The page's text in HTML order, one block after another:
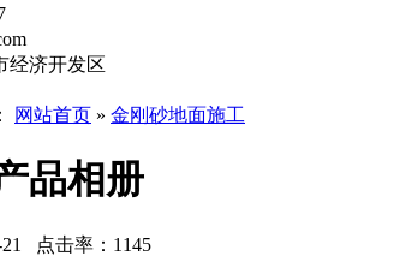
经济开发区
网站首页 » 金刚砂地面施工
品相册
21 点击率：1145